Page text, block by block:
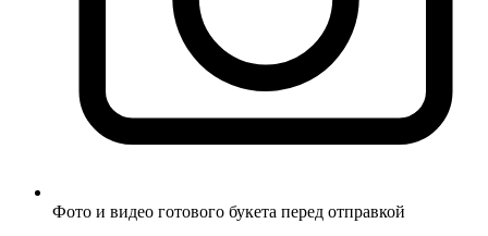
Фото и видео готового букета перед отправкой